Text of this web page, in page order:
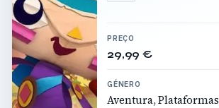
PREÇO
29,99 €
GÉNERO
Aventura, Plataformas